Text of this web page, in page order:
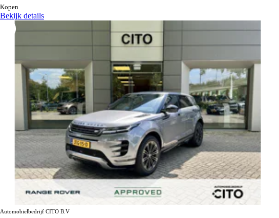
Kopen
Bekijk details
Automobielbedrijf CITO B.V